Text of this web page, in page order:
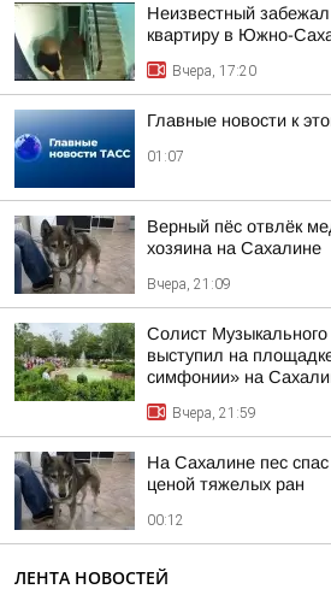
Неизвестный
квартиру в Южно-
Вчера, 17:20
Главные новости к
01:07
Верный пёс отвлёк
хозяина на Сахалине
Вчера, 21:09
Солист
выступил на
симфонии» на
Вчера, 21:59
На Сахалине пес
ценой тяжелых ран
00:12
ЛЕНТА НОВОСТЕЙ